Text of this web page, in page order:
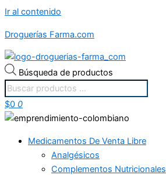
Ir al contenido
Droguerías Farma.com
Búsqueda de productos
$0 0
Medicamentos De Venta Libre
Analgésicos
Complementos Nutricionales